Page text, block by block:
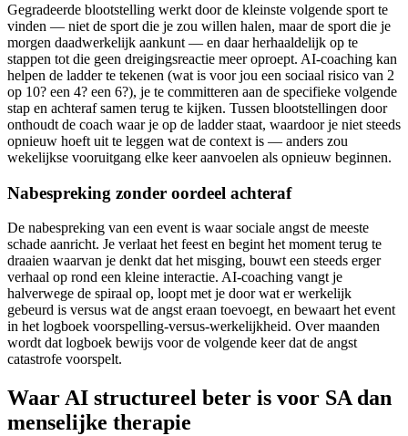
Gegradeerde blootstelling werkt door de kleinste volgende sport te
vinden — niet de sport die je zou willen halen, maar de sport die je
morgen daadwerkelijk aankunt — en daar herhaaldelijk op te
stappen tot die geen dreigingsreactie meer oproept. AI-coaching kan
helpen de ladder te tekenen (wat is voor jou een sociaal risico van 2
op 10? een 4? een 6?), je te committeren aan de specifieke volgende
stap en achteraf samen terug te kijken. Tussen blootstellingen door
onthoudt de coach waar je op de ladder staat, waardoor je niet steeds
opnieuw hoeft uit te leggen wat de context is — anders zou
wekelijkse vooruitgang elke keer aanvoelen als opnieuw beginnen.
Nabespreking zonder oordeel achteraf
De nabespreking van een event is waar sociale angst de meeste
schade aanricht. Je verlaat het feest en begint het moment terug te
draaien waarvan je denkt dat het misging, bouwt een steeds erger
verhaal op rond een kleine interactie. AI-coaching vangt je
halverwege de spiraal op, loopt met je door wat er werkelijk
gebeurd is versus wat de angst eraan toevoegt, en bewaart het event
in het logboek voorspelling-versus-werkelijkheid. Over maanden
wordt dat logboek bewijs voor de volgende keer dat de angst
catastrofe voorspelt.
Waar AI structureel beter is voor SA dan
menselijke therapie